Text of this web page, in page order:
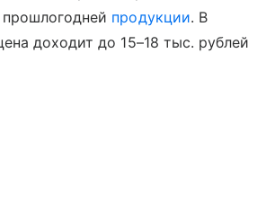
продукции. В
доходит до 15–18 тыс. рублей